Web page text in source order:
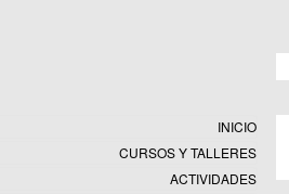
INICIO
CURSOS Y TALLERES
ACTIVIDADES